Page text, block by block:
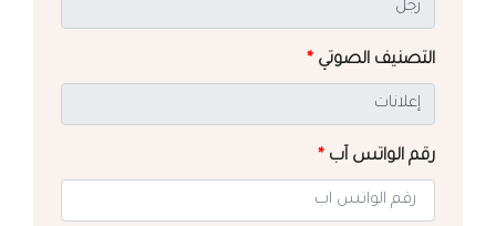
التصنيف الصوتي *
رقم الواتس آب *